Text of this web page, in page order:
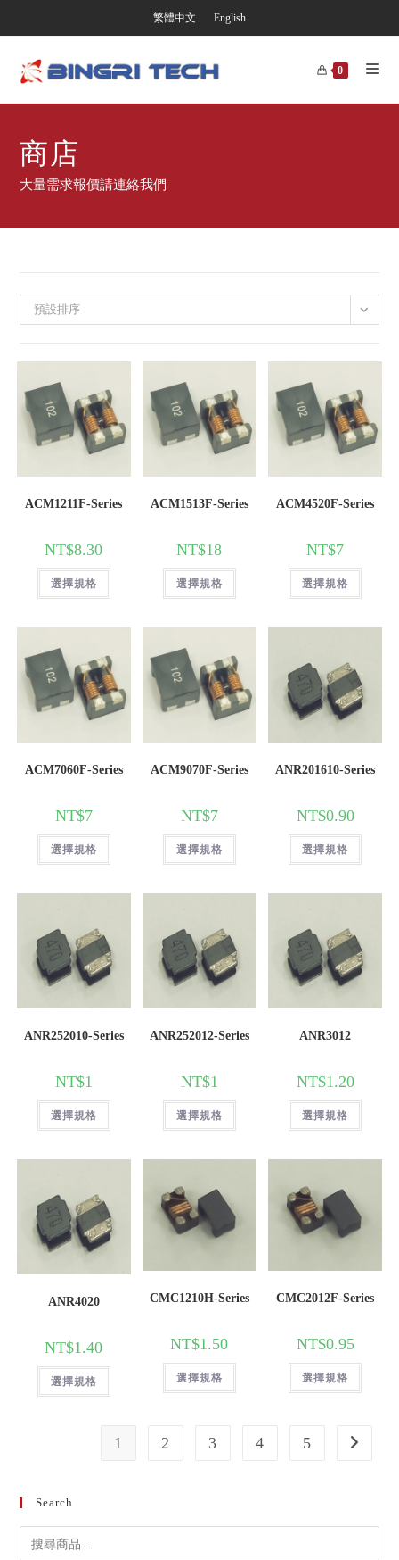
繁體中文 English
0
商店
大量需求報價請連絡我們
預設排序
ACM1211F-Series
NT$8.30
選擇規格
ACM1513F-Series
NT$18
選擇規格
ACM4520F-Series
NT$7
選擇規格
ACM7060F-Series
NT$7
選擇規格
ACM9070F-Series
NT$7
選擇規格
ANR201610-Series
NT$0.90
選擇規格
ANR252010-Series
NT$1
選擇規格
ANR252012-Series
NT$1
選擇規格
ANR3012
NT$1.20
選擇規格
ANR4020
NT$1.40
選擇規格
CMC1210H-Series
NT$1.50
選擇規格
CMC2012F-Series
NT$0.95
選擇規格
1 2 3 4 5
Search